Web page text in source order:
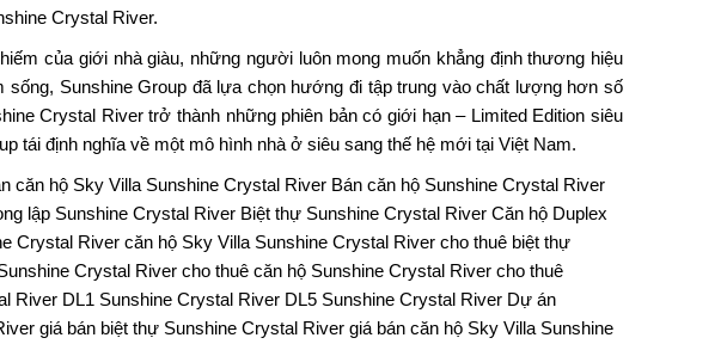
Crystal River.
của giới nhà giàu, những người luôn mong muốn khẳng định thương hiệu
sống, Sunshine Group đã lựa chọn hướng đi tập trung vào chất lượng hơn số
Crystal River trở thành những phiên bản có giới hạn – Limited Edition siêu
tái định nghĩa về một mô hình nhà ở siêu sang thế hệ mới tại Việt Nam.
căn hộ Sky Villa Sunshine Crystal River Bán căn hộ Sunshine Crystal River
lập Sunshine Crystal River Biệt thự Sunshine Crystal River Căn hộ Duplex
Crystal River căn hộ Sky Villa Sunshine Crystal River cho thuê biệt thự
Crystal River cho thuê căn hộ Sunshine Crystal River cho thuê
River DL1 Sunshine Crystal River DL5 Sunshine Crystal River Dự án
giá bán biệt thự Sunshine Crystal River giá bán căn hộ Sky Villa Sunshine